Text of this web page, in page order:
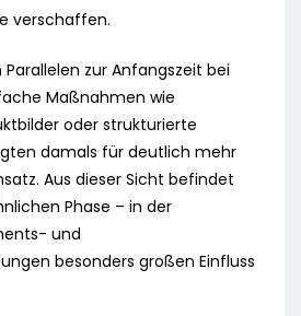
verschaffen.
Parallelen zur Anfangszeit bei
Maßnahmen wie
oder strukturierte
damals für deutlich mehr
Aus dieser Sicht befindet
Phase – in der
und
besonders großen Einfluss